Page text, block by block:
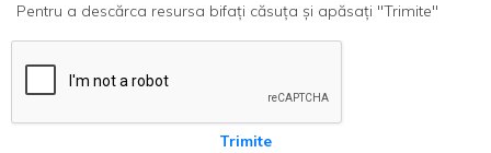
Pentru a descărca resursa bifați căsuța și apăsați "Trimite"
Trimite